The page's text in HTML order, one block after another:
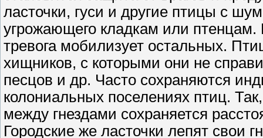
ласточки, гуси и другие птицы с
угрожающего кладкам или
тревога мобилизует остальных.
хищников, с которыми они не
песцов и др. Часто сохраняются
колониальных поселениях птиц.
между гнездами сохраняется
Городские же ласточки лепят свои